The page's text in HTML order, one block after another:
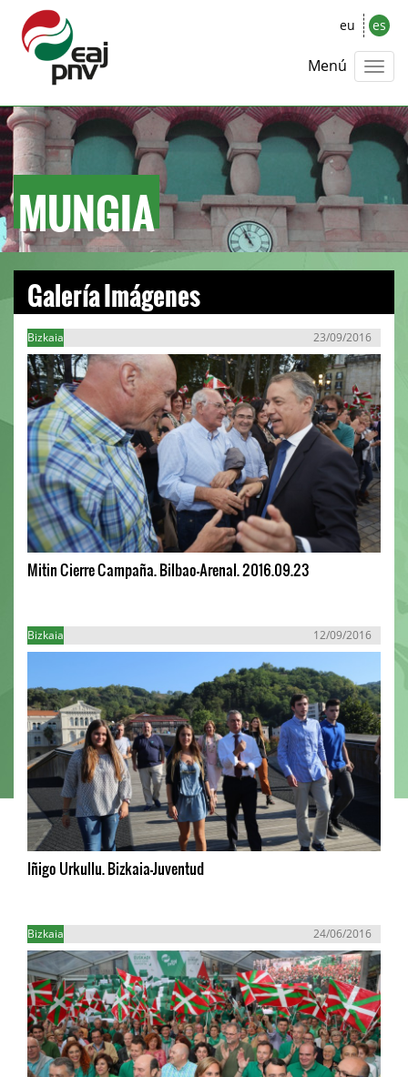
eu es
Menú
MUNGIA
Galería Imágenes
Bizkaia 23/09/2016
Mitin Cierre Campaña. Bilbao-Arenal. 2016.09.23
Bizkaia 12/09/2016
Iñigo Urkullu. Bizkaia-Juventud
Bizkaia 24/06/2016